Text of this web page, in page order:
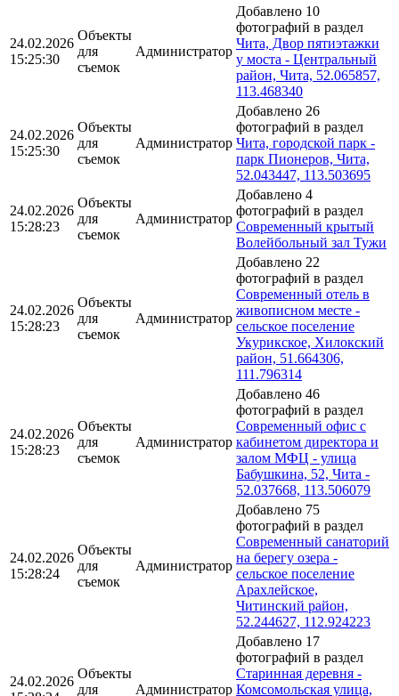
24.02.2026
15:25:30
Объекты
для
съемок
Администратор
Добавлено 10
фотографий в раздел
Чита, Двор пятиэтажки
у моста - Центральный
район, Чита, 52.065857,
113.468340
24.02.2026
15:25:30
Объекты
для
съемок
Администратор
Добавлено 26
фотографий в раздел
Чита, городской парк -
парк Пионеров, Чита,
52.043447, 113.503695
24.02.2026
15:28:23
Объекты
для
съемок
Администратор
Добавлено 4
фотографий в раздел
Современный крытый
Волейбольный зал Тужи
24.02.2026
15:28:23
Объекты
для
съемок
Администратор
Добавлено 22
фотографий в раздел
Современный отель в
живописном месте -
сельское поселение
Укурикское, Хилокский
район, 51.664306,
111.796314
24.02.2026
15:28:23
Объекты
для
съемок
Администратор
Добавлено 46
фотографий в раздел
Современный офис с
кабинетом директора и
залом МФЦ - улица
Бабушкина, 52, Чита -
52.037668, 113.506079
24.02.2026
15:28:24
Объекты
для
съемок
Администратор
Добавлено 75
фотографий в раздел
Современный санаторий
на берегу озера -
сельское поселение
Арахлейское,
Читинский район,
52.244627, 112.924223
24.02.2026
Объекты
для
Администратор
Добавлено 17
фотографий в раздел
Старинная деревня -
Комсомольская улица,